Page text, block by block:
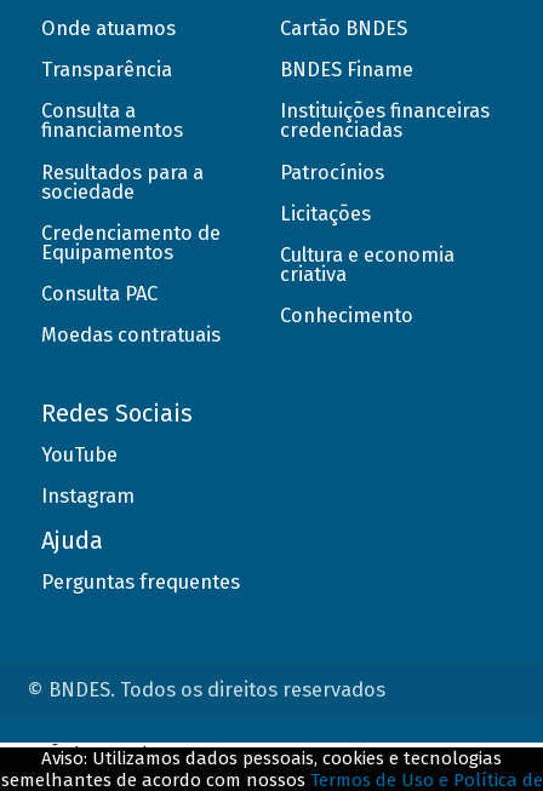
Onde atuamos
Transparência
Consulta a
financiamentos
Resultados para a
sociedade
Credenciamento de
Equipamentos
Consulta PAC
Moedas contratuais
Cartão BNDES
BNDES Finame
Instituições financeiras
credenciadas
Patrocínios
Licitações
Cultura e economia
criativa
Conhecimento
Redes Sociais
YouTube
Instagram
Ajuda
Perguntas frequentes
© BNDES. Todos os direitos reservados
Aviso: Utilizamos dados pessoais, cookies e tecnologias
semelhantes de acordo com nossos Termos de Uso e Política de
ConteÃºdo complementar